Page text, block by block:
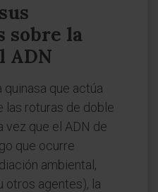
sobre la
ADN
quinasa que actúa
las roturas de doble
vez que el ADN de
que ocurre
ambiental,
otros agentes), la